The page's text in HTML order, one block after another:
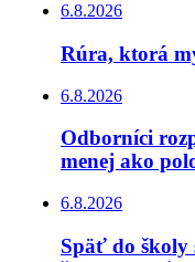
6.8.2026
Rúra, ktorá
6.8.2026
Odborníci
menej ako
6.8.2026
Späť do školy